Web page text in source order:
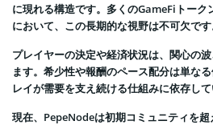
に現れる構造です。多くのGameFiトーク
において、この長期的な視野は不可欠です
プレイヤーの決定や経済状況は、関心の
ます。希少性や報酬のペース配分は単な
レイが需要を支え続ける仕組みに依存して
現在、PepeNodeは初期コミュニティを超